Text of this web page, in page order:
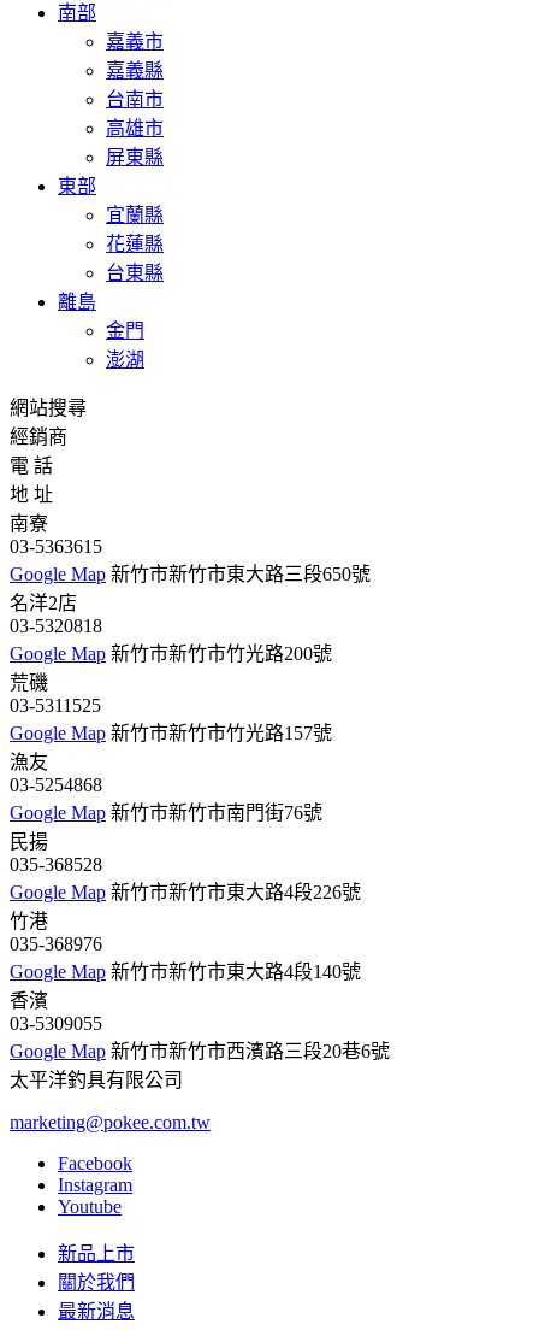
南部
嘉義市
嘉義縣
台南市
高雄市
屏東縣
東部
宜蘭縣
花蓮縣
台東縣
離島
金門
澎湖
網站搜尋
經銷商
電 話
地 址
南寮
03-5363615
Google Map 新竹市新竹市東大路三段650號
名洋2店
03-5320818
Google Map 新竹市新竹市竹光路200號
荒磯
03-5311525
Google Map 新竹市新竹市竹光路157號
漁友
03-5254868
Google Map 新竹市新竹市南門街76號
民揚
035-368528
Google Map 新竹市新竹市東大路4段226號
竹港
035-368976
Google Map 新竹市新竹市東大路4段140號
香濱
03-5309055
Google Map 新竹市新竹市西濱路三段20巷6號
太平洋釣具有限公司
marketing@pokee.com.tw
Facebook
Instagram
Youtube
新品上市
關於我們
最新消息